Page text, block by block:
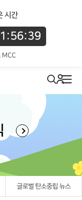
시간
MCC
search
로그인
메뉴
글로벌 탄소중립 뉴스